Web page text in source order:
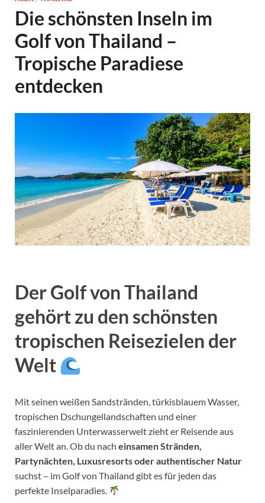
Die schönsten Inseln im
Golf von Thailand –
Tropische Paradiese
entdecken
DerGolf von Thailand
gehört zu den schönsten
tropischen Reisezielen der
Welt
Mit seinen weißen Sandstränden, türkisblauem Wasser,
tropischen Dschungellandschaften und einer
faszinierenden Unterwasserwelt zieht er Reisende aus
aller Welt an. Ob du nach einsamen Stränden,
Partynächten, Luxusresorts oder authentischer Natur
suchst – im Golf von Thailand gibt es für jeden das
perfekte Inselparadies.